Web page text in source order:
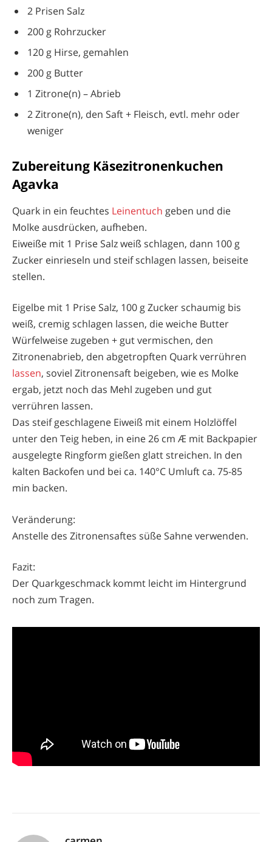
2 Prisen Salz
200 g Rohrzucker
120 g Hirse, gemahlen
200 g Butter
1 Zitrone(n) – Abrieb
2 Zitrone(n), den Saft + Fleisch, evtl. mehr oder
weniger
Zubereitung Käsezitronenkuchen
Agavka
Quark in ein feuchtes Leinentuch geben und die
Molke ausdrücken, aufheben.
Eiweiße mit 1 Prise Salz weiß schlagen, dann 100 g
Zucker einrieseln und steif schlagen lassen, beiseite
stellen.
Eigelbe mit 1 Prise Salz, 100 g Zucker schaumig bis
weiß, cremig schlagen lassen, die weiche Butter
Würfelweise zugeben + gut vermischen, den
Zitronenabrieb, den abgetropften Quark verrühren
lassen, soviel Zitronensaft beigeben, wie es Molke
ergab, jetzt noch das Mehl zugeben und gut
verrühren lassen.
Das steif geschlagene Eiweiß mit einem Holzlöffel
unter den Teig heben, in eine 26 cm Æ mit Backpapier
ausgelegte Ringform gießen glatt streichen. In den
kalten Backofen und bei ca. 140°C Umluft ca. 75-85
min backen.
Veränderung:
Anstelle des Zitronensaftes süße Sahne verwenden.
Fazit:
Der Quarkgeschmack kommt leicht im Hintergrund
noch zum Tragen.